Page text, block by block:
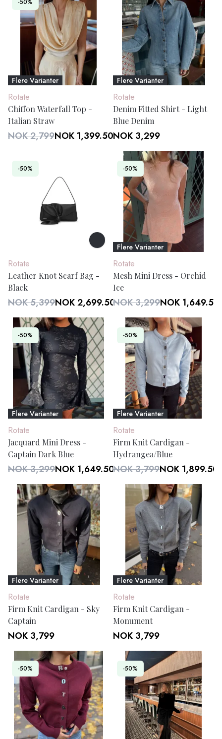
-50%
Flere Varianter
Rotate
Chiffon Waterfall Top -
Italian Straw
NOK 2,799NOK 1,399.50
Flere Varianter
Rotate
Denim Fitted Shirt - Light
Blue Denim
NOK 3,299
-50%
Rotate
Leather Knot Scarf Bag -
Black
NOK 5,399NOK 2,699.50
-50%
Flere Varianter
Rotate
Mesh Mini Dress - Orchid
Ice
NOK 3,299NOK 1,649.50
-50%
Flere Varianter
Rotate
Jacquard Mini Dress -
Captain Dark Blue
NOK 3,299NOK 1,649.50
-50%
Flere Varianter
Rotate
Firm Knit Cardigan -
Hydrangea/Blue
NOK 3,799NOK 1,899.50
Flere Varianter
Rotate
Firm Knit Cardigan - Sky
Captain
NOK 3,799
Flere Varianter
Rotate
Firm Knit Cardigan -
Monument
NOK 3,799
-50% -50%